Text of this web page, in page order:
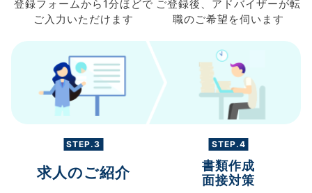
登録フォームから 1分ほどで
ご入力 いただけます
ご登録後、 アドバイザーが転
職のご希望を伺います
STEP.3
求人のご紹介
STEP.4
書類作成
面接対策